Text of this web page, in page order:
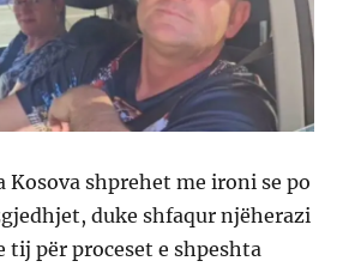
Kosova shprehet me ironi se po
duke shfaqur njëherazi
tij për proceset e shpeshta